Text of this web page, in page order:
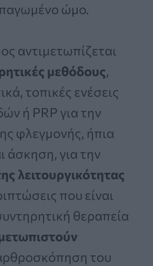
ώμο.
αντιμετωπίζεται
μεθόδους,
τοπικές ενέσεις
ή PRP για την
φλεγμονής, ήπια
άσκηση, για την
λειτουργικότητας
που είναι
θεραπεία
του